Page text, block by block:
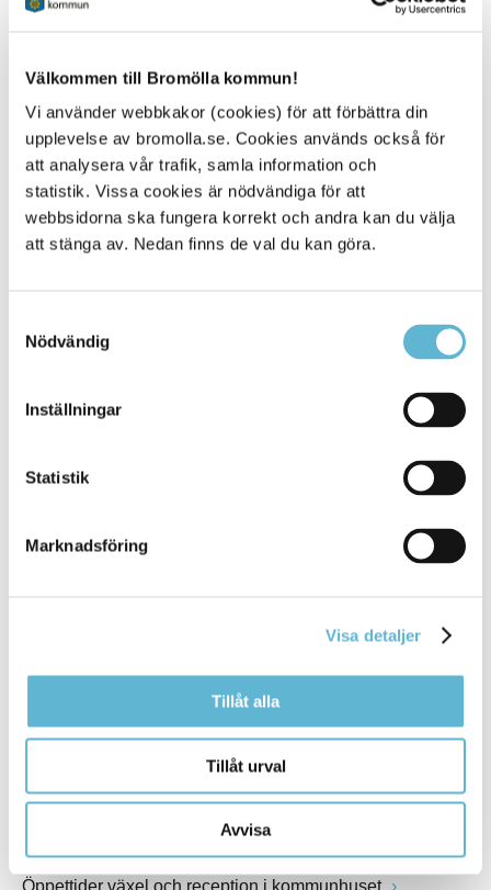
Välkommen till Bromölla kommun!
Vi använder webbkakor (cookies) för att förbättra din
upplevelse av bromolla.se. Cookies används också för
att analysera vår trafik, samla information och
statistik. Vissa cookies är nödvändiga för att
webbsidorna ska fungera korrekt och andra kan du välja
att stänga av. Nedan finns de val du kan göra.
Nödvändig
Inställningar
Statistik
Marknadsföring
Visa detaljer
Tillåt alla
Tillåt urval
Avvisa
Alla platser
KONTAKT
Besöksadress
Box 18, 295 21 Bromölla
Fax: 0456-82 22 00
Öppettider växel och reception i kommunhuset